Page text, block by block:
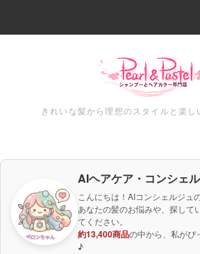
きれいな髪から理想のスタイルと楽し
AIヘアケア・コンシェ
こんにちは！AIコンシェルジュ
あなたの髪のお悩みや、探して
てください。
約13,400商品の中から、私がぴ
♪